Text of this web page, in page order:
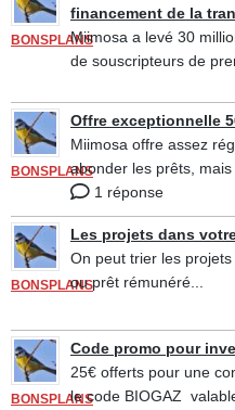
BONSPLANS
financement de la
Miimosa a levé 30
de souscripteurs de
BONSPLANS
Offre exceptionnelle
Miimosa offre assez
abonder les prêts, mais
1 réponse
BONSPLANS
Les projets dans
On peut trier les
ou prêt rémunéré...
BONSPLANS
Code promo pour
25€ offerts pour une
le code BIOGAZ